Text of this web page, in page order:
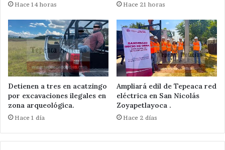
Hace 14 horas Hace 21 horas
Detienen a tres en acatzingo
por excavaciones ilegales en
zona arqueológica.
Hace 1 día
Ampliará edil de Tepeaca red
eléctrica en San Nicolás
Zoyapetlayoca .
Hace 2 días